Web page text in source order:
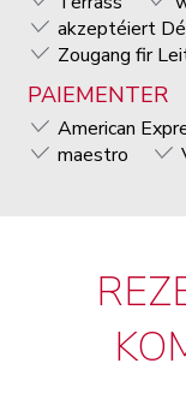
akzeptéiert
Zougang fir
PAIEMENTER
American
maestro